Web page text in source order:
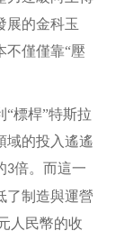
展的金科玉
不僅僅靠“壓
“標桿”特斯拉
域的投入遙遙
3倍。而這一
了制造與運營
人民幣的收